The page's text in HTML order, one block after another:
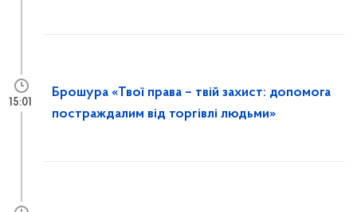
Брошура «Твої права – твій захист: допомога
постраждалим від торгівлі людьми»
15:01